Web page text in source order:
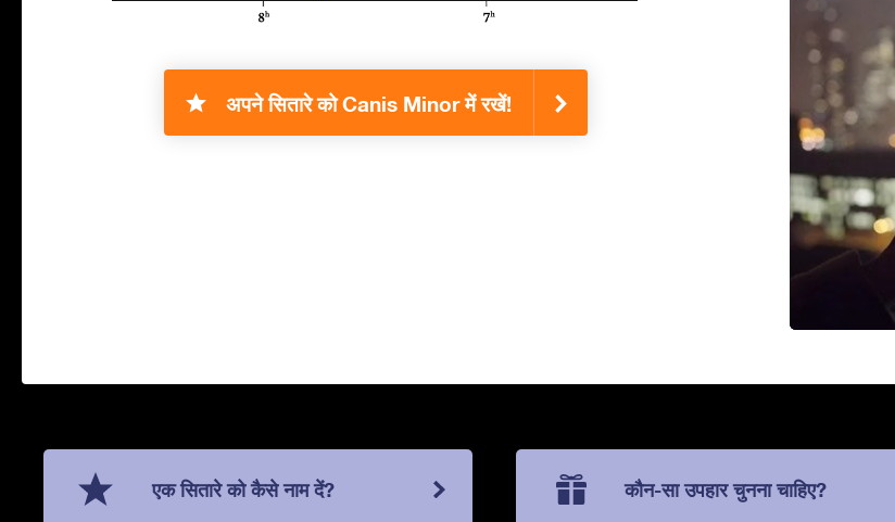
अपने सितारे को Canis Minor में रखें!
एक सितारे को कैसे नाम दें? कौन-सा उपहार चुनना चाहिए?